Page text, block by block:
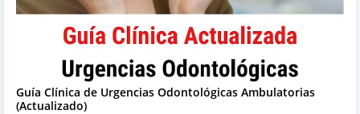
Guía Clínica de Urgencias Odontológicas Ambulatorias
(Actualizado)